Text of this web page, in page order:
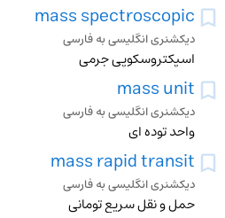
mass spectroscopic
دیکشنری انگلیسی به فارسی
اسپکتروسکوپی جرمی
mass unit
دیکشنری انگلیسی به فارسی
واحد توده ای
mass rapid transit
دیکشنری انگلیسی به فارسی
حمل و نقل سریع تومانی